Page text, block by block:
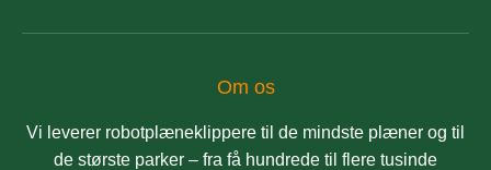
Om os
Vi leverer robotplæneklippere til de mindste plæner og til
de største parker – fra få hundrede til flere tusinde